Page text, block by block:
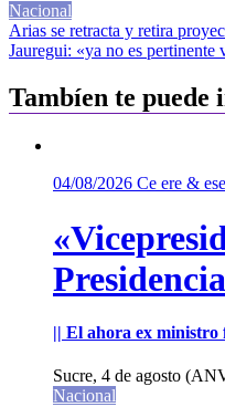
Nacional
Navegación
de
entradas
Arias se retracta y retira
Jauregui: «ya no es pertinente
Tambíen te puede
04/08/2026 Ce ere & ese
Presidencia
|| El ahora ex ministro
Sucre, 4 de agosto
Nacional